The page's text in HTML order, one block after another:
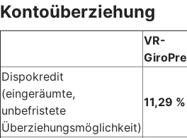
Kontoüberziehung
VR-
Dispokredit
(eingeräumte,
unbefristete
Überziehungsmöglichkeit)
11,29